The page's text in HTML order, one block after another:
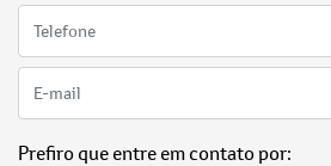
Prefiro que entre em contato por: